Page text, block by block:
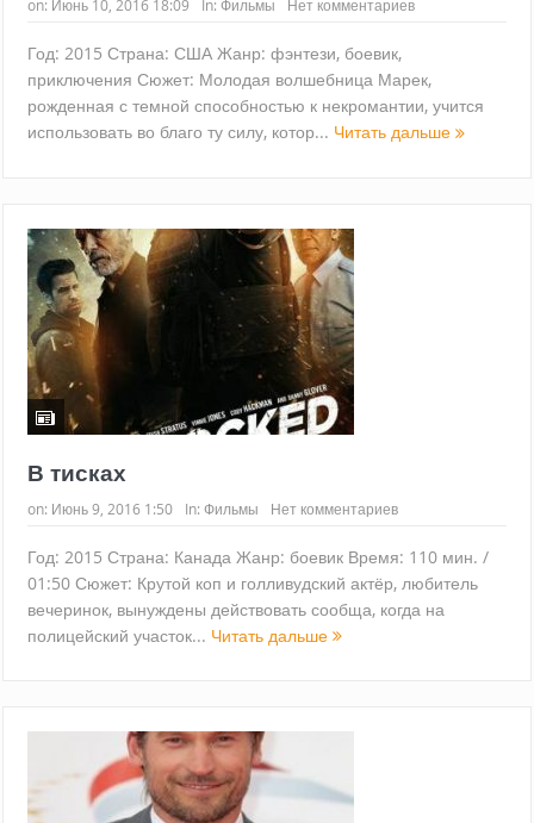
on: Июнь 10, 2016 18:09 In: Фильмы Нет комментариев
Год: 2015 Страна: США Жанр: фэнтези, боевик,
приключения Сюжет: Молодая волшебница Марек,
рожденная с темной способностью к некромантии, учится
использовать во благо ту силу, котор... Читать дальше
В тисках
on: Июнь 9, 2016 1:50 In: Фильмы Нет комментариев
Год: 2015 Страна: Канада Жанр: боевик Время: 110 мин. /
01:50 Сюжет: Крутой коп и голливудский актёр, любитель
вечеринок, вынуждены действовать сообща, когда на
полицейский участок... Читать дальше